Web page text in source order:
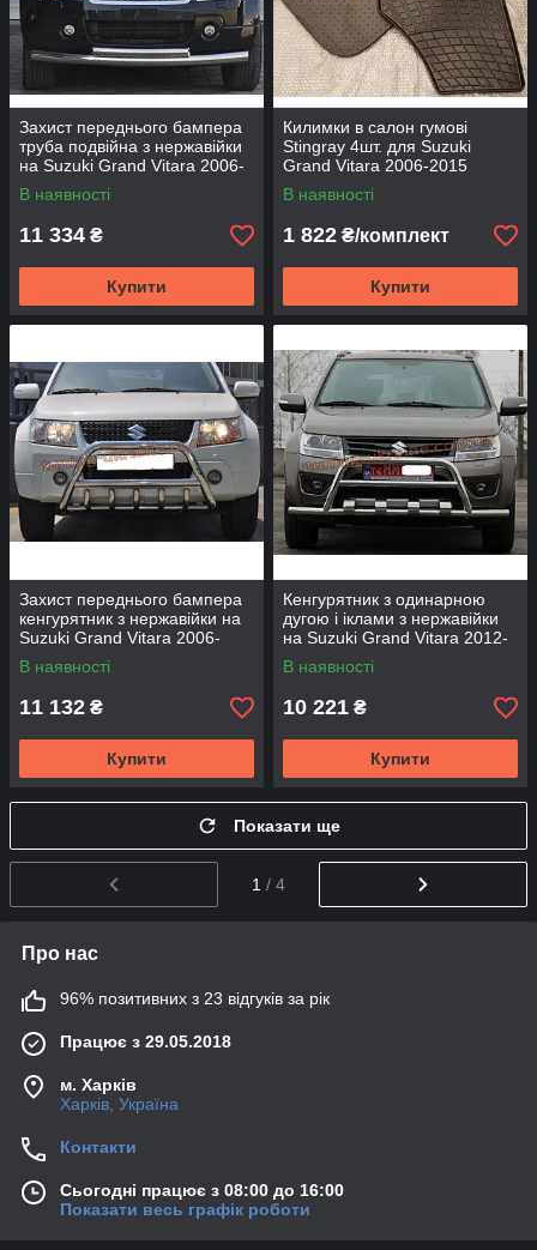
Захист переднього бампера
труба подвійна з нержавійки
на Suzuki Grand Vitara 2006-
2015
В наявності
11 334 ₴
Купити
Килимки в салон гумові
Stingray 4шт. для Suzuki
Grand Vitara 2006-2015
В наявності
1 822 ₴/комплект
Купити
Захист переднього бампера
кенгурятник з нержавійки на
Suzuki Grand Vitara 2006-
2015
В наявності
11 132 ₴
Купити
Кенгурятник з одинарною
дугою і іклами з нержавійки
на Suzuki Grand Vitara 2012-
2016
В наявності
10 221 ₴
Купити
Показати ще
1 / 4
Про нас
96% позитивних з 23 відгуків за рік
Працює з 29.05.2018
м. Харків
Харків, Україна
Контакти
Сьогодні працює з 08:00 до 16:00
Показати весь графік роботи